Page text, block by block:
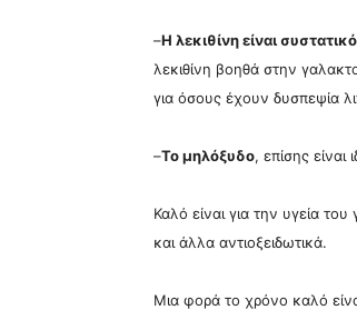
–Η λεκιθίνη είναι
λεκιθίνη βοηθά στην
για όσους έχουν δυσπεψία
–Το μηλόξυδο, επίσης
Καλό είναι για την υγεία
και άλλα αντιοξειδωτικά.
Μια φορά το χρόνο καλό